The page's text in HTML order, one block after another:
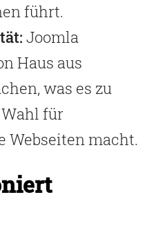
führt.
Joomla
Haus aus
was es zu
für
Webseiten macht.